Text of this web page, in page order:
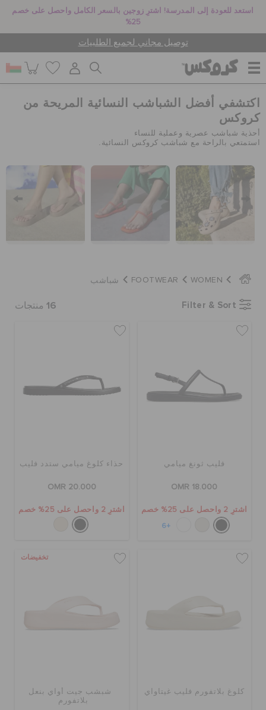
استعد للعودة إلى المدرسة! اشترِ زوجين بالسعر الكامل واحصل على خصم
25%
توصيل مجاني لجميع الطلبيات
للنساء
للرجال
أطفال
جيبيتز تشارمز
كروكس لمكان العمل
تسجيل الدخول / اشتراك
حالة الطلبية
الطلبيات المرتجعة
اكتشفي أفضل الشباشب النسائية المريحة من
كروكس
أحذية شباشب عصرية وعملية للنساء
استمتعي بالراحة مع شباشب كروكس النسائية.
WOMEN
FOOTWEAR شباشب
Filter & Sort
16 منتجات
فليب ثونغ ميامي
OMR 18.000
اشترِ 2 واحصل على 25% خصم
+6
حذاء كلوغ ميامي ستدد فليب
OMR 20.000
اشترِ 2 واحصل على 25% خصم
كلوغ بلاتفورم فليب غيتاواي
تخفيضات
شبشب جيت أواي بنعل
بلاتفورم